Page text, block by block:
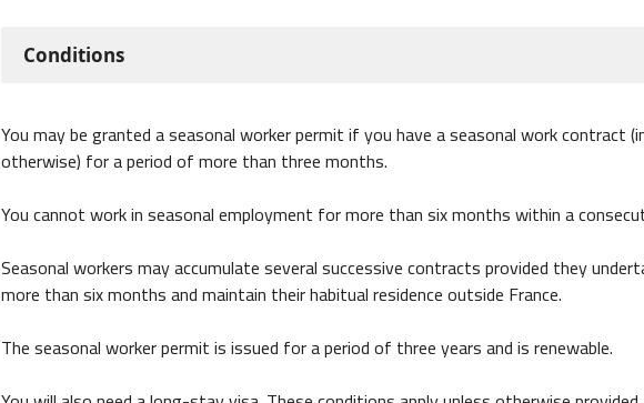
Conditions
You may be granted a seasonal worker permit if you have a seasonal work contract
otherwise) for a period of more than three months.
You cannot work in seasonal employment for more than six months within a
Seasonal workers may accumulate several successive contracts provided they
more than six months and maintain their habitual residence outside France.
The seasonal worker permit is issued for a period of three years and is renewable.